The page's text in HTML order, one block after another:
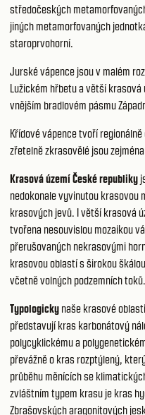
středočeských
jiných metamorfovaných
staroprvohorní.
Jurské vápence jsou v malém
Lužickém hřbetu a větší
vnějším bradlovém pásmu
Křídové vápence tvoří
zřetelně zkrasovělé jsou
Krasová území České republiky
nedokonale vyvinutou krasovou
krasových jevů. I větší krasová
tvořena nesouvislou mozaikou
přerušovaných nekrasovými
krasovou oblastí s širokou
včetně volných podzemních toků.
Typologicky naše krasové
představují kras karbonátový
polycyklickému a
převážně o kras rozptýlený,
průběhu měnících se
zvláštním typem krasu je kras
Zbrašovských aragonitových